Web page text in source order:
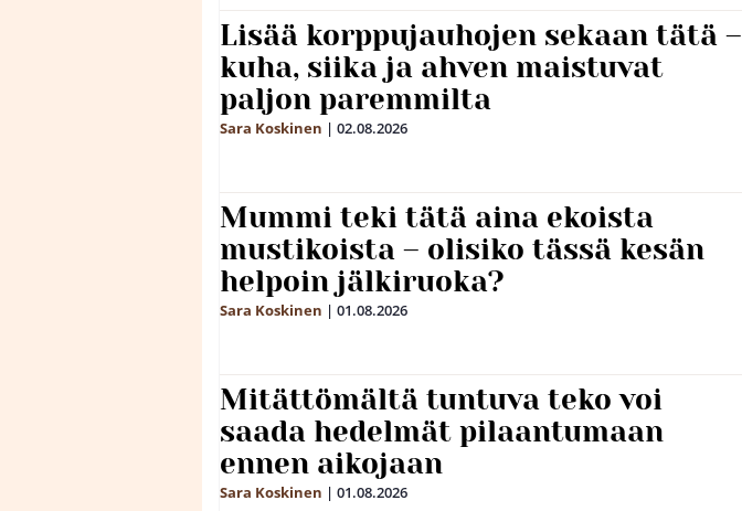
Lisää korppujauhojen sekaan tätä –
kuha, siika ja ahven maistuvat
paljon paremmilta
Sara Koskinen | 02.08.2026
Mummi teki tätä aina ekoista
mustikoista – olisiko tässä kesän
helpoin jälkiruoka?
Sara Koskinen | 01.08.2026
Mitättömältä tuntuva teko voi
saada hedelmät pilaantumaan
ennen aikojaan
Sara Koskinen | 01.08.2026